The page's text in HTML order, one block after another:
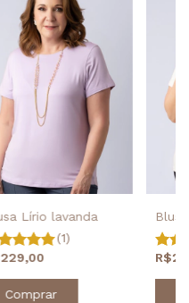
Lírio lavanda
(1)
Comprar